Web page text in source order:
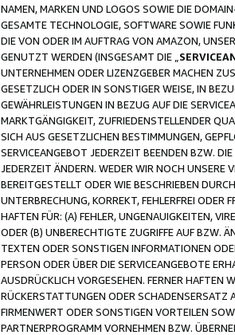
NAMEN, MARKEN UND LOGOS SOWIE DIE
GESAMTE TECHNOLOGIE, SOFTWARE SOWIE
DIE VON ODER IM AUFTRAG VON AMAZON,
GENUTZT WERDEN (INSGESAMT DIE „
UNTERNEHMEN ODER LIZENZGEBER MACHEN
GESETZLICH ODER IN SONSTIGER WEISE, IN
GEWÄHRLEISTUNGEN IN BEZUG AUF DIE
MARKTGÄNGIGKEIT, ZUFRIEDENSTELLENDER
SICH AUS GESETZLICHEN BESTIMMUNGEN,
SERVICEANGEBOT JEDERZEIT BEENDEN BZW.
JEDERZEIT ÄNDERN. WEDER WIR NOCH UNSERE
BEREITGESTELLT ODER WIE BESCHRIEBEN
UNTERBRECHUNG, KORREKT, FEHLERFREI
HAFTEN FÜR: (A) FEHLER, UNGENAUIGKEITEN,
ODER (B) UNBERECHTIGTE ZUGRIFFE AUF BZW.
TEXTEN ODER SONSTIGEN INFORMATIONEN
PERSON ODER ÜBER DIE SERVICEANGEBOTE
AUSDRÜCKLICH VORGESEHEN. FERNER HAFTEN
RÜCKERSTATTUNGEN ODER SCHADENSERSATZ
FIRMENWERT ODER SONSTIGEN VORTEILEN
PARTNERPROGRAMM VORNEHMEN BZW.